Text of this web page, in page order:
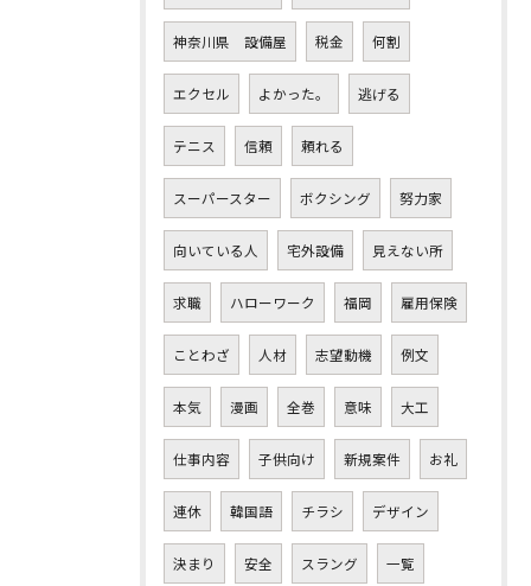
神奈川県 設備屋 税金 何割
エクセル よかった。 逃げる
テニス 信頼 頼れる
スーパースター ボクシング 努力家
向いている人 宅外設備 見えない所
求職 ハローワーク 福岡 雇用保険
ことわざ 人材 志望動機 例文
本気 漫画 全巻 意味 大工
仕事内容 子供向け 新規案件 お礼
連休 韓国語 チラシ デザイン
決まり 安全 スラング 一覧